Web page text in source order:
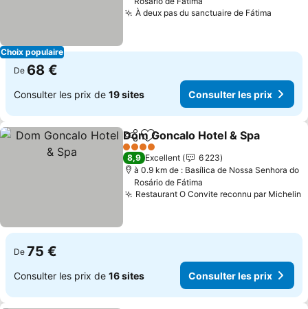
Choix populaire
À deux pas du sanctuaire de Fátima
De 68 €
Consulter les prix de 19 sites Consulter les prix
PartagerAjouter à mes favoris
Dom Goncalo Hotel & Spa
4 Étoiles
8,9 Excellent
6 223
à 0.9 km de : Basílica de Nossa Senhora do
Rosário de Fátima
Restaurant O Convite reconnu par Michelin
De 75 €
Consulter les prix de 16 sites Consulter les prix